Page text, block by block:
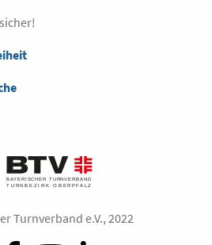
Turnverband e.V., 2022